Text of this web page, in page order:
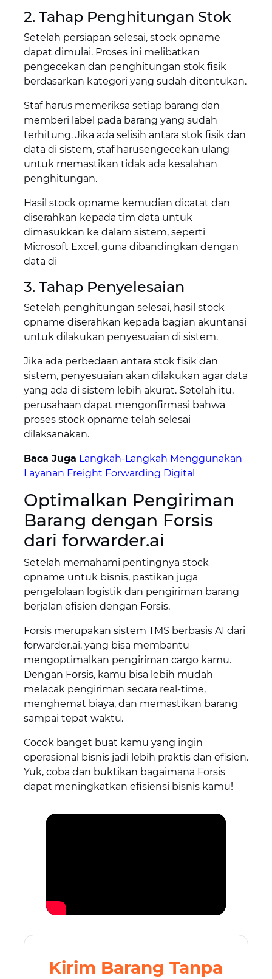
2. Tahap Penghitungan Stok
Setelah persiapan selesai, stock opname
dapat dimulai. Proses ini melibatkan
pengecekan dan penghitungan stok fisik
berdasarkan kategori yang sudah ditentukan.
Staf harus memeriksa setiap barang dan
memberi label pada barang yang sudah
terhitung. Jika ada selisih antara stok fisik dan
data di sistem, staf harusengecekan ulang
untuk memastikan tidak ada kesalahan
penghitungan.
Hasil stock opname kemudian dicatat dan
diserahkan kepada tim data untuk
dimasukkan ke dalam sistem, seperti
Microsoft Excel, guna dibandingkan dengan
data di
3. Tahap Penyelesaian
Setelah penghitungan selesai, hasil stock
opname diserahkan kepada bagian akuntansi
untuk dilakukan penyesuaian di sistem.
Jika ada perbedaan antara stok fisik dan
sistem, penyesuaian akan dilakukan agar data
yang ada di sistem lebih akurat. Setelah itu,
perusahaan dapat mengonfirmasi bahwa
proses stock opname telah selesai
dilaksanakan.
Baca Juga Langkah-Langkah Menggunakan
Layanan Freight Forwarding Digital
Optimalkan Pengiriman
Barang dengan Forsis
dari forwarder.ai
Setelah memahami pentingnya stock
opname untuk bisnis, pastikan juga
pengelolaan logistik dan pengiriman barang
berjalan efisien dengan Forsis.
Forsis merupakan sistem TMS berbasis AI dari
forwarder.ai, yang bisa membantu
mengoptimalkan pengiriman cargo kamu.
Dengan Forsis, kamu bisa lebih mudah
melacak pengiriman secara real-time,
menghemat biaya, dan memastikan barang
sampai tepat waktu.
Cocok banget buat kamu yang ingin
operasional bisnis jadi lebih praktis dan efisien.
Yuk, coba dan buktikan bagaimana Forsis
dapat meningkatkan efisiensi bisnis kamu!
Kirim Barang Tanpa